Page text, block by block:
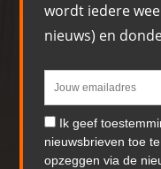
wordt iedere
nieuws) en
Ik geef
nieuwsbrieven toe
opzeggen via de